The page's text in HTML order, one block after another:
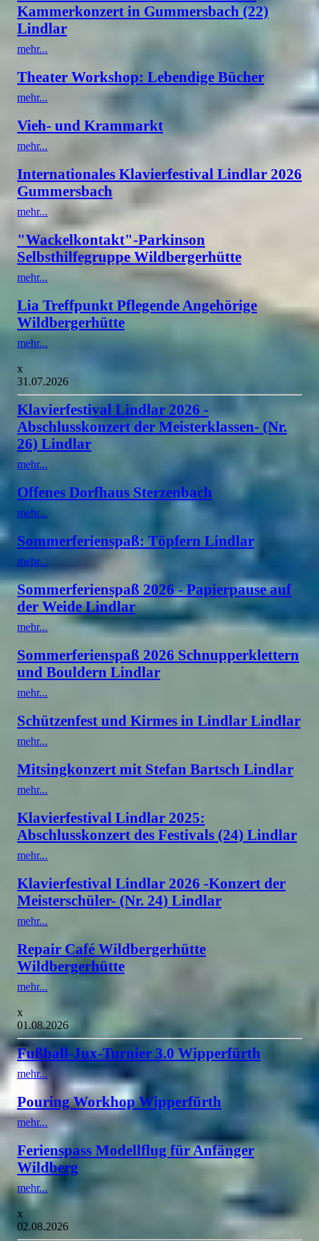
Kammerkonzert in Gummersbach (22)
Lindlar
mehr...
Theater Workshop: Lebendige Bücher
mehr...
Vieh- und Krammarkt
mehr...
Internationales Klavierfestival Lindlar 2026
Gummersbach
mehr...
"Wackelkontakt"-Parkinson
Selbsthilfegruppe Wildbergerhütte
mehr...
Lia Treffpunkt Pflegende Angehörige
Wildbergerhütte
mehr...
x
31.07.2026
Klavierfestival Lindlar 2026 -
Abschlusskonzert der Meisterklassen- (Nr.
26) Lindlar
mehr...
Offenes Dorfhaus Sterzenbach
mehr...
Sommerferienspaß: Töpfern Lindlar
mehr...
Sommerferienspaß 2026 - Papierpause auf
der Weide Lindlar
mehr...
Sommerferienspaß 2026 Schnupperklettern
und Bouldern Lindlar
mehr...
Schützenfest und Kirmes in Lindlar Lindlar
mehr...
Mitsingkonzert mit Stefan Bartsch Lindlar
mehr...
Klavierfestival Lindlar 2025:
Abschlusskonzert des Festivals (24) Lindlar
mehr...
Klavierfestival Lindlar 2026 -Konzert der
Meisterschüler- (Nr. 24) Lindlar
mehr...
Repair Café Wildbergerhütte
Wildbergerhütte
mehr...
x
01.08.2026
Fußball-Jux-Turnier 3.0 Wipperfürth
mehr...
Pouring Workhop Wipperfürth
mehr...
Ferienspass Modellflug für Anfänger
Wildberg
mehr...
x
02.08.2026